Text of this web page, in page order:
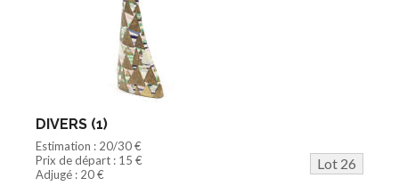
DIVERS (1)
Estimation : 20/30 €
Prix de départ : 15 €
Lot 26
Adjugé : 20 €